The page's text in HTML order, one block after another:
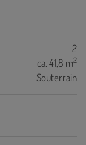
2
ca. 41,8 m2
Souterrain